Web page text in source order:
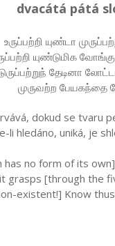
dvacátá pátá
உருப்பற்றி யுண்டா
யுண்டுமிக
தேடினா
முருவற்ற பேயகந்தை
dokud se tvaru
li hledáno, uniká, je
no form of its
[through
existent!] Know